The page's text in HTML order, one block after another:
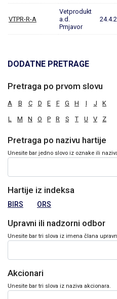
VTPR-R-A
Vetprodukt
a.d.
Prnjavor
DODATNE PRETRAGE
Pretraga po prvom slovu
A B C D E F G H I J K
L M N O P R S T U V Z
Pretraga po nazivu hartije
Unesite bar jedno slovo iz oznake ili
Hartije iz indeksa
BIRS ORS
Upravni ili nadzorni odbor
Unesite bar tri slova iz imena člana
Akcionari
Unesite bar tri slova iz naziva akcionara.